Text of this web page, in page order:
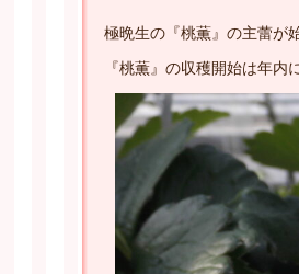
極晩生の『桃薫』の主蕾が
『桃薫』の収穫開始は年内